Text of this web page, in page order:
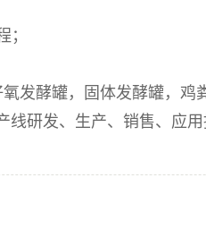
氧发酵罐，固体发酵罐，鸡
研发、生产、销售、应